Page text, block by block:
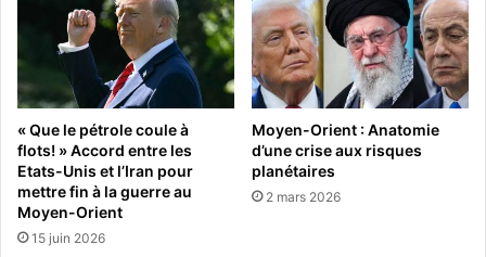
« Que le pétrole coule à
flots! » Accord entre les
Etats-Unis et l’Iran pour
mettre fin à la guerre au
Moyen-Orient
15 juin 2026
Moyen-Orient : Anatomie
d’une crise aux risques
planétaires
2 mars 2026